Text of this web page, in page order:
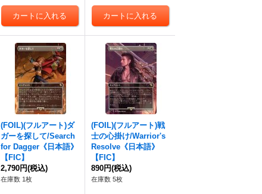
(FOIL)(フルアート)ダ
ガーを探して/Search
for Dagger《日本語》
【FIC】
2,790円(税込)
在庫数 1枚
(FOIL)(フルアート)戦
士の心掛け/Warrior's
Resolve《日本語》
【FIC】
890円(税込)
在庫数 5枚